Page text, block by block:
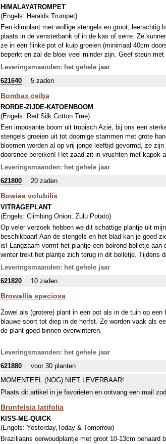
HIMALAYATROMPET
(Engels: Heralds Trumpet)
Een klimplant met wollige stengels en groot, leerachtig
plaats in de vensterbank of in de kas of serre. Ze
ze in een flinke pot of kuip groeien (minimaal 40cm
beperkt en zal de bloei veel minder zijn. Geef steun
plant volwassen en klaar voor de bloei: grote, witte,
geuren! Vorstvrij overwinteren, 12°C is ideaal.
Uit tropisch Oost-Himalaya.
Leveringsmaanden: het gehele jaar
621640
5 zaden
Bombax ceiba
RORDE-ZIJDE-KATOENBOOM
(Engels: Red Silk Cotton Tree)
Een imposante boom uit tropisch Azië, bij ons een
stengels groeien uit tot doornige stammen met grote
bloemen worden al op vrij jonge leeftijd gevormd, ze
doorsnee bereiken! Het zaad zit in vruchten met kapok-
zijn eetbaar.
Leveringsmaanden: het gehele jaar
621800
20 zaden
Bowiea volubilis
VITRAGEPLANT
(Engels: Climbing Onion, Zulu Potato)
Op veler verzoek hebben we dit schattige plantje uit
beschikbaar! Aan de stengels en het blad kan je goed
is! Langzaam vormt het plantje een bolrond bolletje
winter trekt het plantje zich terug in dit bolletje. Tijdens
niet laten uitdrogen. Laat tijdens de groei het
hangen, een soort groene en levende vitrage, vol met
overigens niet eetbaar…
Leveringsmaanden: het gehele jaar
621820
10 zaden
Browallia speciosa
Zowel als (grotere) plant in een pot als in de tuin op
blauwe soort tot diep in de herfst. Ze worden vaak als
de plant goed binnen overwinteren.
Leveringsmaanden: het gehele jaar
621880
voor 30 planten
MOMENTEEL (NOG) NIET LEVERBAAR!
Plaats dit artikel in je favorieten en ontvang een mail
Brunfelsia latifolia
KISS-ME-QUICK
(Engels: Yesterday,Today & Tomorrow)
Braziliaans oerwoudplantje met groot 10-13cm behaard